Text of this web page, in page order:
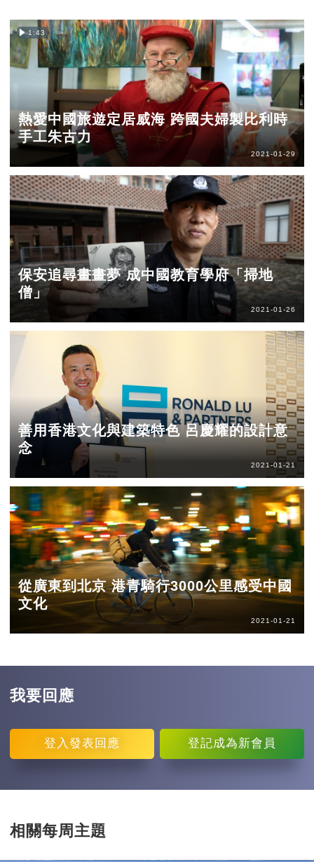
1:43
熱愛中國旅遊定居威海 跨國夫婦製比利時
手工朱古力
2021-01-29
保安追尋畫畫夢 成中國教育學府「掃地
僧」
2021-01-26
善用香港文化與建築特色 呂慶耀的設計意
念
2021-01-21
從廣東到北京 港青騎行3000公里感受中國
文化
2021-01-21
我要回應
登入 發表回應 登記成為新會員
相關每周主題